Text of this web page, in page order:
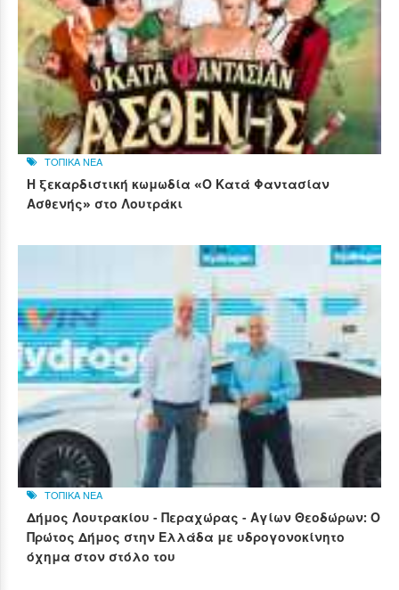
ΤΟΠΙΚΑ ΝΕΑ
Η ξεκαρδιστική κωμωδία «Ο Κατά Φαντασίαν
Ασθενής» στο Λουτράκι
ΤΟΠΙΚΑ ΝΕΑ
Δήμος Λουτρακίου - Περαχώρας - Αγίων Θεοδώρων: Ο
Πρώτος Δήμος στην Ελλάδα με υδρογονοκίνητο
όχημα στον στόλο του